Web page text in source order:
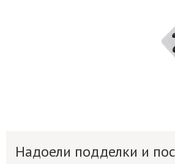
Надоели подделки и